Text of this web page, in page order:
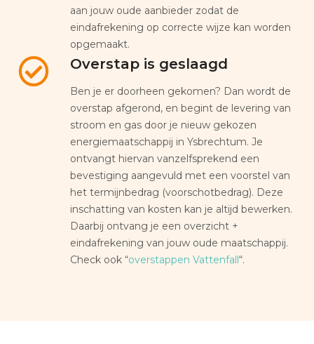
aan jouw oude aanbieder zodat de
eindafrekening op correcte wijze kan worden
opgemaakt.
Overstap is geslaagd
Ben je er doorheen gekomen? Dan wordt de
overstap afgerond, en begint de levering van
stroom en gas door je nieuw gekozen
energiemaatschappij in Ysbrechtum. Je
ontvangt hiervan vanzelfsprekend een
bevestiging aangevuld met een voorstel van
het termijnbedrag (voorschotbedrag). Deze
inschatting van kosten kan je altijd bewerken.
Daarbij ontvang je een overzicht +
eindafrekening van jouw oude maatschappij.
Check ook “overstappen Vattenfall“.